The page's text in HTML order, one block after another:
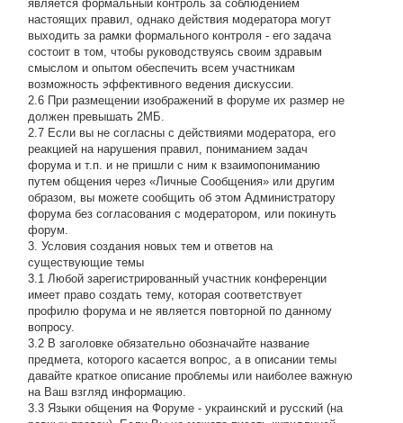
является формальный контроль за соблюдением
настоящих правил, однако действия модератора могут
выходить за рамки формального контроля - его задача
состоит в том, чтобы руководствуясь своим здравым
смыслом и опытом обеспечить всем участникам
возможность эффективного ведения дискуссии.
2.6 При размещении изображений в форуме их размер не
должен превышать 2МБ.
2.7 Если вы не согласны с действиями модератора, его
реакцией на нарушения правил, пониманием задач
форума и т.п. и не пришли с ним к взаимопониманию
путем общения через «Личные Сообщения» или другим
образом, вы можете сообщить об этом Администратору
форума без согласования с модератором, или покинуть
форум.
3. Условия создания новых тем и ответов на
существующие темы
3.1 Любой зарегистрированный участник конференции
имеет право создать тему, которая соответствует
профилю форума и не является повторной по данному
вопросу.
3.2 В заголовке обязательно обозначайте название
предмета, которого касается вопрос, а в описании темы
давайте краткое описание проблемы или наиболее важную
на Ваш взгляд информацию.
3.3 Языки общения на Форуме - украинский и русский (на